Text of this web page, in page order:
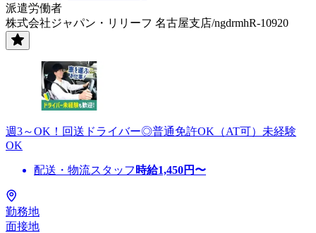
派遣労働者
株式会社ジャパン・リリーフ 名古屋支店/ngdrmhR-10920
週3～OK！回送ドライバー◎普通免許OK（AT可）未経験
OK
配送・物流スタッフ 時給1,450円〜
勤務地
面接地